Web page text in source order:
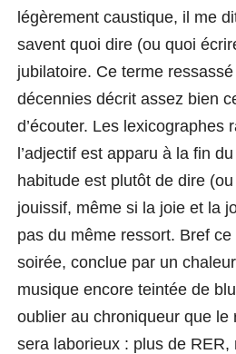
légèrement caustique, il me
savent quoi dire (ou quoi
jubilatoire. Ce terme
décennies décrit assez bien
d’écouter. Les lexicographes
l’adjectif est apparu à la fin
habitude est plutôt de dire (ou
jouissif, même si la joie et la
pas du même ressort. Bref
soirée, conclue par un
musique encore teintée de
oublier au chroniqueur que le
sera laborieux : plus de RER,